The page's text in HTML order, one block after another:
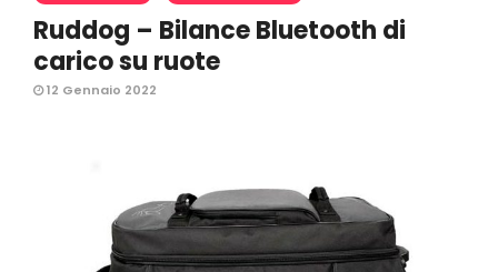
Ruddog – Bilance Bluetooth di
carico su ruote
12 Gennaio 2022